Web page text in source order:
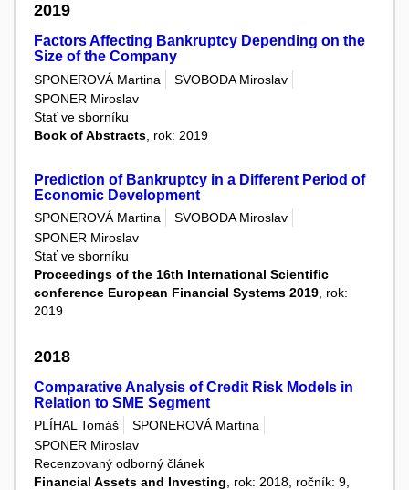
2019
Factors Affecting Bankruptcy Depending on the
Size of the Company
SPONEROVÁ Martina
SVOBODA Miroslav
SPONER Miroslav
Stať ve sborníku
Book of Abstracts , rok: 2019
Prediction of Bankruptcy in a Different Period of
Economic Development
SPONEROVÁ Martina
SVOBODA Miroslav
SPONER Miroslav
Stať ve sborníku
Proceedings of the 16th International Scientific
conference European Financial Systems 2019 , rok:
2019
2018
Comparative Analysis of Credit Risk Models in
Relation to SME Segment
PLÍHAL Tomáš
SPONEROVÁ Martina
SPONER Miroslav
Recenzovaný odborný článek
Financial Assets and Investing , rok: 2018, ročník: 9,